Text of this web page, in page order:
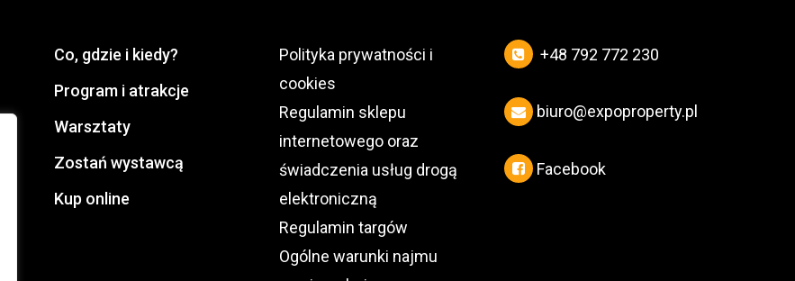
Co, gdzie i kiedy?
Program i atrakcje
Warsztaty
Zostań wystawcą
Kup online
Polityka prywatności i
cookies
Regulamin sklepu
internetowego oraz
świadczenia usług drogą
elektroniczną
Regulamin targów
Ogólne warunki najmu
+48 792 772 230
biuro@expoproperty.pl
Facebook